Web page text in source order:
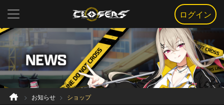
ログイン
お知らせ ショップ